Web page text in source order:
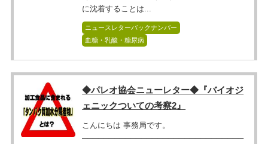
に沈着することは...
ニュースレターバックナンバー
血糖・乳酸・糖尿病
◆パレオ協会ニューレター◆『バイオジ
ェニックついての考察2』
こんにちは 事務局です。
──────────────────────────────